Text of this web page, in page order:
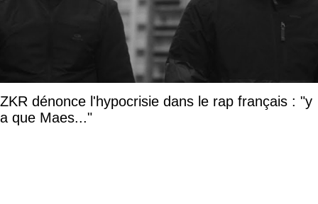
ZKR dénonce l'hypocrisie dans le rap français : "y
a que Maes..."